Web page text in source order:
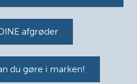
afgrøder
du gøre i marken!